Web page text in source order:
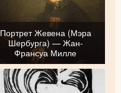
Портрет Жевена (Мэра
Шербурга) — Жан-
Франсуа Милле